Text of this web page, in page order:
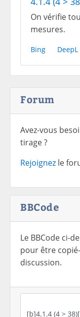
On vérifie
mesures.
Bing DeepL
Forum
Avez-vous
tirage ?
Rejoignez le
BBCode
Le BBCode ci-
pour être
discussion.